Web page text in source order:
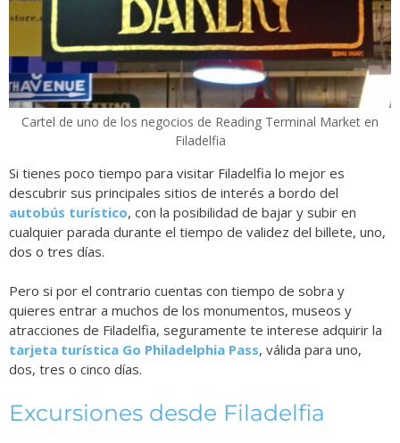
Cartel de uno de los negocios de Reading Terminal Market en
Filadelfia
Si tienes poco tiempo para visitar Filadelfia lo mejor es
descubrir sus principales sitios de interés a bordo del
autobús turístico, con la posibilidad de bajar y subir en
cualquier parada durante el tiempo de validez del billete, uno,
dos o tres días.
Pero si por el contrario cuentas con tiempo de sobra y
quieres entrar a muchos de los monumentos, museos y
atracciones de Filadelfia, seguramente te interese adquirir la
tarjeta turística Go Philadelphia Pass, válida para uno,
dos, tres o cinco días.
Excursiones desde Filadelfia